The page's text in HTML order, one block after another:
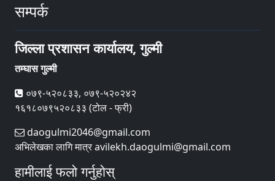
सम्पर्क
जिल्ला प्रशासन कार्यालय, गुल्मी
तम्घास गुल्मी
०७९-५२०८३३, ०७९-५२०२४२
१६१८०७९५२०८३३ (टोल - फ्री)
daogulmi2046@gmail.com
अभिलेखका लागि मात्र avilekh.daogulmi@gmail.com
हामीलाई फलो गर्नुहोस्